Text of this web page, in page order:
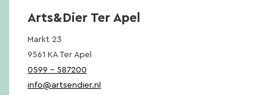
Arts&Dier Ter Apel
Markt 23
9561 KA Ter Apel
0599 – 587200
info@artsendier.nl